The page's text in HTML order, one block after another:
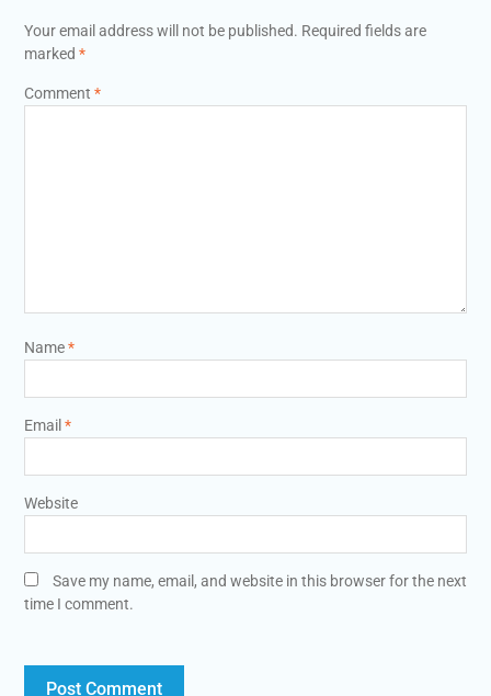
Your email address will not be published. Required fields are
marked *
Comment *
Name*
Email *
Website
Save my name, email, and website in this browser for the next
time I comment.